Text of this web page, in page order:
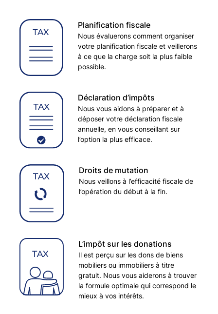
Planification fiscale
Nous évaluerons comment organiser
votre planification fiscale et veillerons
à ce que la charge soit la plus faible
possible.
Déclaration d’impôts
Nous vous aidons à préparer et à
déposer votre déclaration fiscale
annuelle, en vous conseillant sur
l’option la plus efficace.
Droits de mutation
Nous veillons à l’efficacité fiscale de
l’opération du début à la fin.
L’impôt sur les donations
Il est perçu sur les dons de biens
mobiliers ou immobiliers à titre
gratuit. Nous vous aiderons à trouver
la formule optimale qui correspond le
mieux à vos intérêts.